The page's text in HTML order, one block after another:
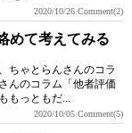
2020/10/26 Comment(2)
めて考えてみる
ちゃとらんさんのコラ
んのコラム「他者評価
もっともだ...
2020/10/05 Comment(5)